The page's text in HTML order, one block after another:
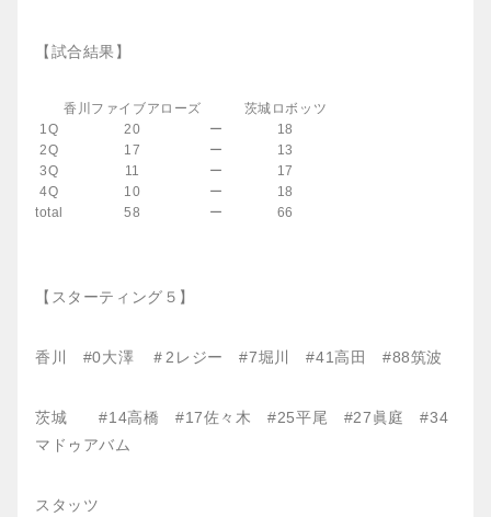
【試合結果】
香川ファイブアローズ
茨城ロボッツ
1Q
20 ー
18
2Q
17 ー
13
3Q
11 ー
17
4Q
10 ー
18
total
58 ー 66
【スターティング５】
香川 #0大澤 ＃2レジー #7堀川 #41高田 #88筑波
茨城 #14高橋 #17佐々木 #25平尾 #27眞庭 #34
マドゥアバム
スタッツ